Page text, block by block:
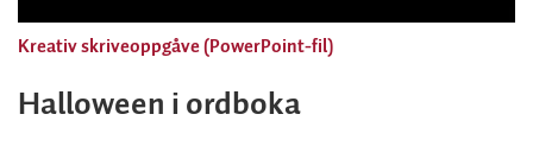
Kreativ skriveoppgåve (PowerPoint-fil)
Halloween i ordboka